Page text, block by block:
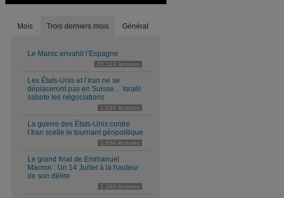
Mois Trois derniers mois Général
Le Maroc envahit l’Espagne
20,123 lectures
Les États-Unis et l’Iran ne se
déplaceront pas en Suisse… Israël
sabote les négociations
1,636 lectures
La guerre des États-Unis contre
l’Iran scelle le tournant géopolitique
1,634 lectures
Le grand final de Emmanuel
Macron : Un 14 Juillet à la hauteur
de son délire
1,260 lectures